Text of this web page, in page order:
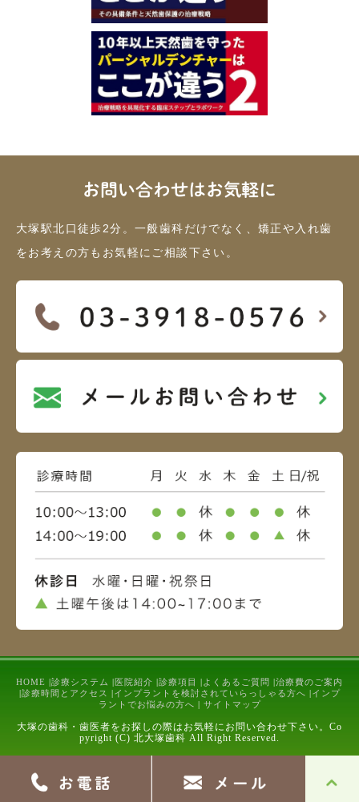
お問い合わせはお気軽に
大塚駅北口徒歩2分。一般歯科だけでなく、矯正や入れ歯
をお考えの方もお気軽にご相談下さい。
HOME |診療システム |医院紹介 |診療項目 | よくあるご質問 |治療費のご案内
|診療時間とアクセス |インプラントを検討されていらっしゃる方へ |インプ
ラントでお悩みの方へ | サイトマップ
大塚の歯科・歯医者をお探しの際はお気軽にお問い合わせ下さい。Co
pyright (C) 北大塚歯科 All Right Reserved.